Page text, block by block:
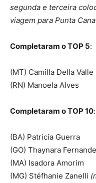
segunda e terceira
viagem para Punta
Completaram o TOP 5:
(MT) Camilla Della Valle
(RN) Manoela Alves
Completaram o TOP 10:
(BA) Patrícia Guerra
(GO) Thaynara
(MA) Isadora Amorim
(MG) Stéfhanie Zanelli